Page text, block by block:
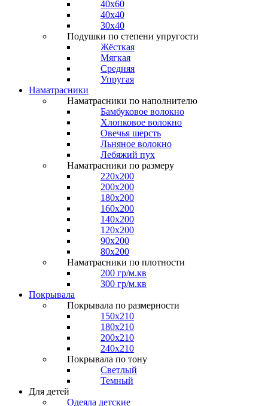
40x60
40x40
30x40
Подушки по степени упругости
Жёсткая
Мягкая
Средняя
Упругая
Наматрасники
Наматрасники по наполнителю
Бамбуковое волокно
Хлопковое волокно
Овечья шерсть
Льняное волокно
Лебяжий пух
Наматрасники по размеру
220x200
200x200
180x200
160x200
140x200
120x200
90x200
80x200
Наматрасники по плотности
200 гр/м.кв
300 гр/м.кв
Покрывала
Покрывала по размерности
150x210
180x210
200x210
240x210
Покрывала по тону
Светлый
Темный
Для детей
Одеяла детские